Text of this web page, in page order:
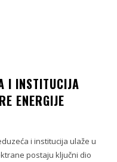
I INSTITUCIJA
ENERGIJE
i institucija ulaže u
postaju ključni dio